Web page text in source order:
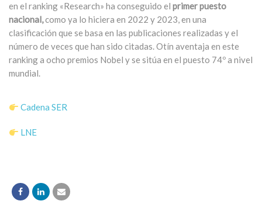
en el ranking «Research» ha conseguido el primer puesto
nacional,como ya lo hiciera en 2022 y 2023, en una
clasificación que se basa en las publicaciones realizadas y el
número de veces que han sido citadas. Otín aventaja en este
ranking a ocho premios Nobel y se sitúa en el puesto 74º a nivel
mundial.
Cadena SER
LNE